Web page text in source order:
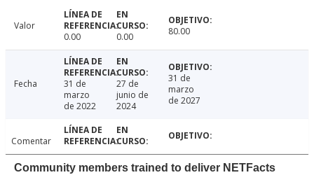
Valor
0.00
0.00 80.00
Fecha
31 de
marzo
de 2022
27 de
junio de
2024
31 de
marzo
de 2027
Comentar
Community members trained to deliver NETFacts